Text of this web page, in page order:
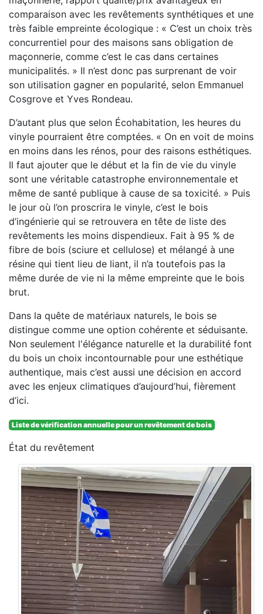
comparaison avec les revêtements synthétiques et une
très faible empreinte écologique : « C’est un choix très
concurrentiel pour des maisons sans obligation de
maçonnerie, comme c’est le cas dans certaines
municipalités. » Il n’est donc pas surprenant de voir
son utilisation gagner en popularité, selon Emmanuel
Cosgrove et Yves Rondeau.
D’autant plus que selon Écohabitation, les heures du
vinyle pourraient être comptées. « On en voit de moins
en moins dans les rénos, pour des raisons esthétiques.
Il faut ajouter que le début et la fin de vie du vinyle
sont une véritable catastrophe environnementale et
même de santé publique à cause de sa toxicité. » Puis
le jour où l’on proscrira le vinyle, c’est le bois
d’ingénierie qui se retrouvera en tête de liste des
revêtements les moins dispendieux. Fait à 95 % de
fibre de bois (sciure et cellulose) et mélangé à une
résine qui tient lieu de liant, il n’a toutefois pas la
même durée de vie ni la même empreinte que le bois
brut.
Dans la quête de matériaux naturels, le bois se
distingue comme une option cohérente et séduisante.
Non seulement l'élégance naturelle et la durabilité font
du bois un choix incontournable pour une esthétique
authentique, mais c’est aussi une décision en accord
avec les enjeux climatiques d’aujourd’hui, fièrement
d’ici.
Liste de vérification annuelle pour un revêtement de bois
État du revêtement